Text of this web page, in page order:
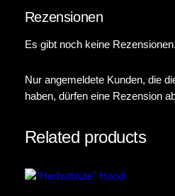
Rezensionen
Es gibt noch keine Rezensionen.
Nur angemeldete Kunden, die
haben, dürfen eine Rezension
Related products